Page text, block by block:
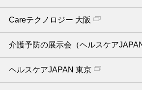
Careテクノロジー 大阪
介護予防の展示会（ヘルスケアJAPAN
ヘルスケアJAPAN 東京